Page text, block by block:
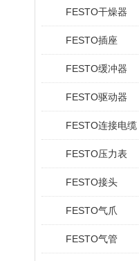
FESTO干燥器
FESTO插座
FESTO缓冲器
FESTO驱动器
FESTO连接电缆
FESTO压力表
FESTO接头
FESTO气爪
FESTO气管